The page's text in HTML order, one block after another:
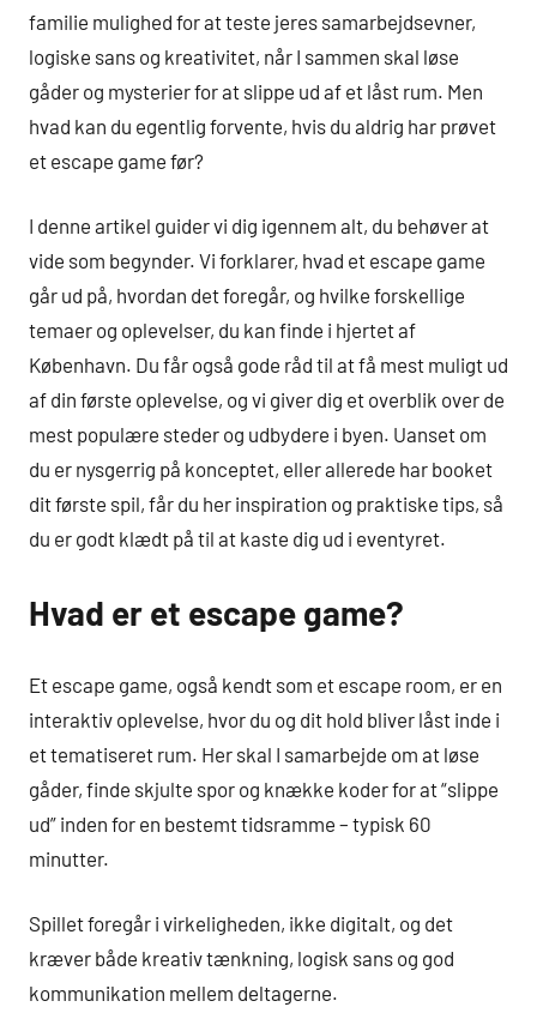
familie mulighed for at teste jeres samarbejdsevner,
logiske sans og kreativitet, når I sammen skal løse
gåder og mysterier for at slippe ud af et låst rum. Men
hvad kan du egentlig forvente, hvis du aldrig har prøvet
et escape game før?
I denne artikel guider vi dig igennem alt, du behøver at
vide som begynder. Vi forklarer, hvad et escape game
går ud på, hvordan det foregår, og hvilke forskellige
temaer og oplevelser, du kan finde i hjertet af
København. Du får også gode råd til at få mest muligt ud
af din første oplevelse, og vi giver dig et overblik over de
mest populære steder og udbydere i byen. Uanset om
du er nysgerrig på konceptet, eller allerede har booket
dit første spil, får du her inspiration og praktiske tips, så
du er godt klædt på til at kaste dig ud i eventyret.
Hvad er et escape game?
Et escape game, også kendt som et escape room, er en
interaktiv oplevelse, hvor du og dit hold bliver låst inde i
et tematiseret rum. Her skal I samarbejde om at løse
gåder, finde skjulte spor og knække koder for at “slippe
ud” inden for en bestemt tidsramme – typisk 60
minutter.
Spillet foregår i virkeligheden, ikke digitalt, og det
kræver både kreativ tænkning, logisk sans og god
kommunikation mellem deltagerne.